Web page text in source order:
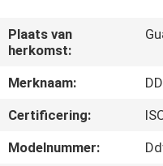
ONS
FABRIEKSREIS
Plaats van
herkomst:
Merknaam:
Certificering:
Modelnummer: